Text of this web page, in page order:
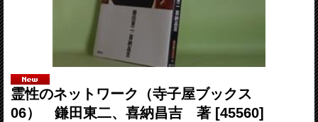
霊性のネットワーク（寺子屋ブックス
06） 鎌田東二、喜納昌吉 著 [45560]